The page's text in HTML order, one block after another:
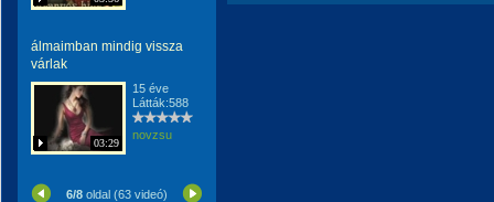
álmaimban mindig vissza
várlak
03:29
15 éve
Látták:588
novzsu
6/8 oldal (63 videó)